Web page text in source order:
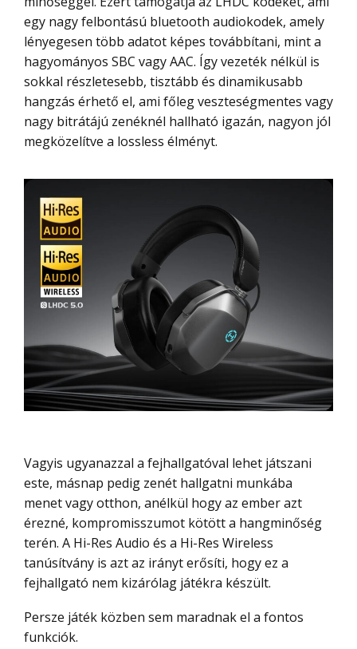
egy nagy felbontású bluetooth audiokodek, amely
lényegesen több adatot képes továbbítani, mint a
hagyományos SBC vagy AAC. Így vezeték nélkül is
sokkal részletesebb, tisztább és dinamikusabb
hangzás érhető el, ami főleg veszteségmentes vagy
nagy bitrátájú zenéknél hallható igazán, nagyon jól
megközelítve a lossless élményt.
Vagyis ugyanazzal a fejhallgatóval lehet játszani
este, másnap pedig zenét hallgatni munkába
menet vagy otthon, anélkül hogy az ember azt
érezné, kompromisszumot kötött a hangminőség
terén. A Hi-Res Audio és a Hi-Res Wireless
tanúsítvány is azt az irányt erősíti, hogy ez a
fejhallgató nem kizárólag játékra készült.
Persze játék közben sem maradnak el a fontos
funkciók.